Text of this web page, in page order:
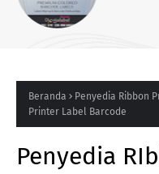
Beranda Penyedia Ribbon
Printer Label Barcode
Penyedia